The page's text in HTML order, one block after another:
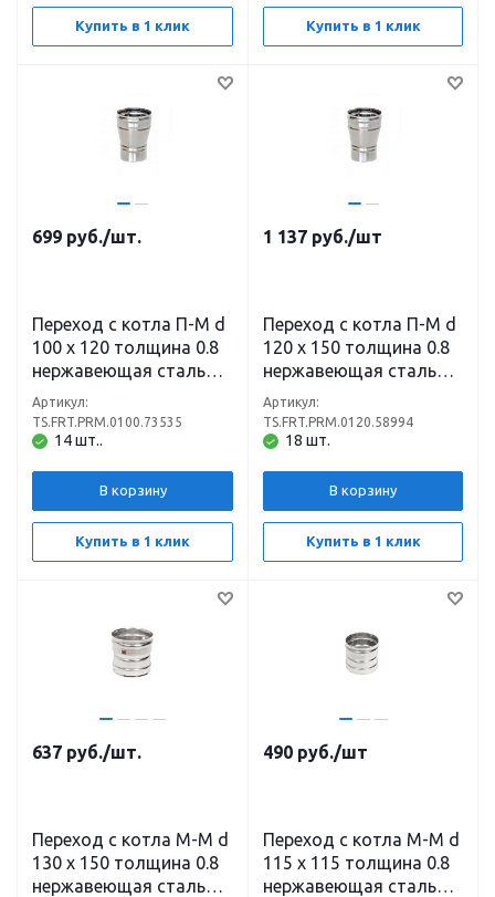
Купить в 1 клик Купить в 1 клик
699 руб./шт.
Переход с котла П-М d
100 х 120 толщина 0.8
нержавеющая сталь
(430)
14 шт..
Артикул:
TS.FRT.PRM.0100.73535
В корзину
Купить в 1 клик
1 137 руб./шт
Переход с котла П-М d
120 х 150 толщина 0.8
нержавеющая сталь
(430)
18 шт.
Артикул:
TS.FRT.PRM.0120.58994
В корзину
Купить в 1 клик
637 руб./шт.
Переход с котла М-М d
130 х 150 толщина 0.8
нержавеющая сталь
490 руб./шт
Переход с котла М-М d
115 х 115 толщина 0.8
нержавеющая сталь